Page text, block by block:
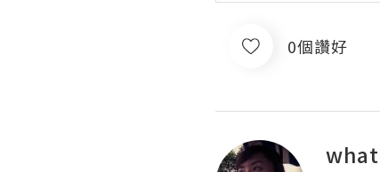
0個讚好